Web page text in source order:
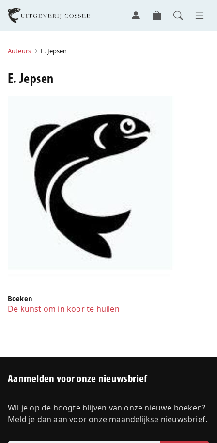
Auteurs E. Jepsen
E. Jepsen
Boeken
De kunst om in koor te huilen
Aanmelden voor onze nieuwsbrief
Wil je op de hoogte blijven van onze nieuwe boeken?
Meld je dan aan voor onze maandelijkse nieuwsbrief.